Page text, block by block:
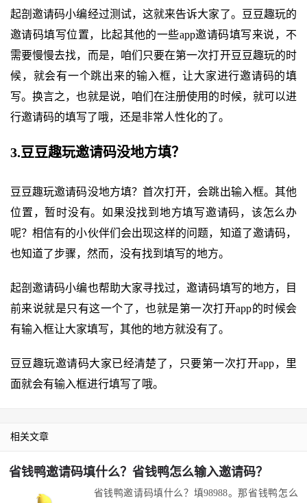
起剖邀请码小编经过测试，这就来告诉大家了。豆豆趣玩的
邀请码填写位置，比起其他的一些app邀请码填写来说，不
需要慢慢去找，而是，咱们只要在第一次打开豆豆趣玩的时
候，就会有一个跳出来的输入框，让大家进行邀请码的填
写。换言之，也就是说，咱们在注册使用的时候，就可以进
行邀请码的填写了哦，还是非常人性化的了。
3.豆豆趣玩邀请码没地方填？
豆豆趣玩邀请码没地方填？首次打开，会跳出输入框。其他
位置，暂时没有。如果没找到地方填写邀请码，该怎么办
呢？相信有的小伙伴们会出现这样的问题，知道了邀请码，
也知道了步骤，然而，没有找到填写的地方。
起剖邀请码小编也帮助大家寻找过，邀请码填写的地方，目
前来说就是只有这一个了，也就是第一次打开app的时候会
有输入框让大家填写，其他的地方就没有了。
豆豆趣玩邀请码大家已经清楚了，只要第一次打开app，里
面就会有输入框进行填写了哦。
相关文章
省钱鸭邀请码填什么？省钱鸭怎么输入邀请码？
省钱鸭邀请码填什么？填98988。那省钱鸭怎么